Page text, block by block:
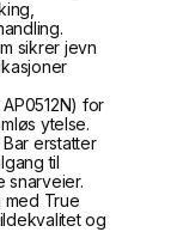
sikrer jevn
AP0512N) for
ytelse.
erstatter
til
snarveier.
med True
og